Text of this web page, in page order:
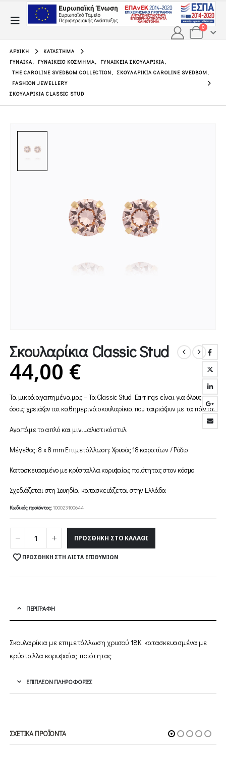
0
ΑΡΧΙΚΉ
ΚΑΤΆΣΤΗΜΑ
ΓΥΝΑΊΚΑ, ΓΥΝΑΙΚΕΊΟ ΚΌΣΜΗΜΑ, ΓΥΝΑΙΚΕΊΑ ΣΚΟΥΛΑΡΊΚΙΑ,
THE CAROLINE SVEDBOM COLLECTION, ΣΚΟΥΛΑΡΊΚΙΑ CAROLINE SVEDBOM,
FASHION JEWELLERY
ΣΚΟΥΛΑΡΊΚΙΑ CLASSIC STUD
Σκουλαρίκια Classic Stud
44,00 €
Τα μικρά αγαπημένα μας – Τα Classic Stud Earrings είναι για όλους
όσους χρειάζονται καθημερινά σκουλαρίκια που ταιριάζουν με τα πάντα.
Αγαπάμε το απλό και μινιμαλιστικό στυλ.
Μέγεθος: 8 x 8 mm Επιμετάλλωση: Χρυσός 18 καρατίων / Ρόδιο
Κατασκευασμένο με κρύσταλλα κορυφαίας ποιότητας στον κόσμο
Σχεδιάζεται στη Σουηδία, κατασκευάζεται στην Ελλάδα
Κωδικός προϊόντος:100023100644
ΠΡΟΣΘΉΚΗ ΣΤΟ ΚΑΛΆΘΙ
ΠΡΟΣΘΉΚΗ ΣΤΗ ΛΊΣΤΑ ΕΠΙΘΥΜΙΏΝ
ΠΕΡΙΓΡΑΦΉ
Σκουλαρίκια με επιμετάλλωση χρυσού 18Κ, κατασκευασμένα με
κρύσταλλα κορυφαίας ποιότητας
ΕΠΙΠΛΈΟΝ ΠΛΗΡΟΦΟΡΊΕΣ
ΣΧΕΤΙΚΆ ΠΡΟΪΌΝΤΑ